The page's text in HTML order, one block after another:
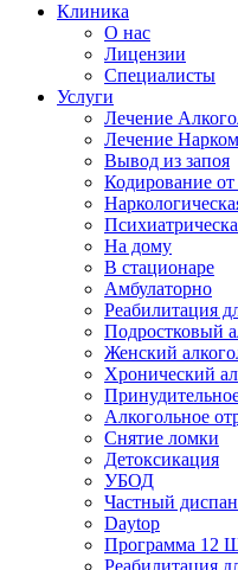
Клиника
О нас
Лицензии
Специалисты
Услуги
Лечение
Лечение
Вывод из запоя
Кодирование
На дому
В стационаре
Амбулаторно
Реабилитация
Подростковый
Женский
Хронический
Алкогольное
Снятие ломки
Детоксикация
УБОД
Частный
Daytop
Программа 12
Реабилитация